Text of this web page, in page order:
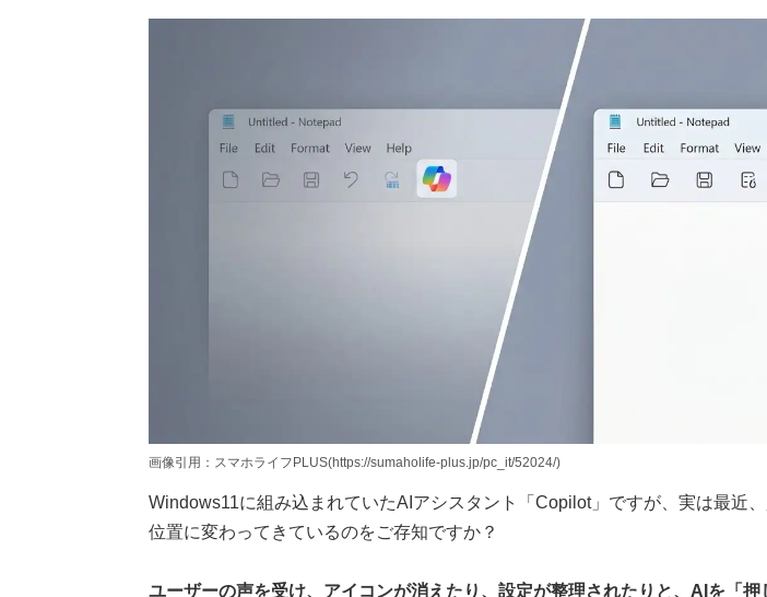
画像引用：スマホライフPLUS(https://sumaholife-plus.jp/pc_it/52024/)
Windows11に組み込まれていたAIアシスタント「Copilot」ですが、実は最近
位置に変わってきているのをご存知ですか？
ユーザーの声を受け、アイコンが消えたり、設定が整理されたりと、AIを「押